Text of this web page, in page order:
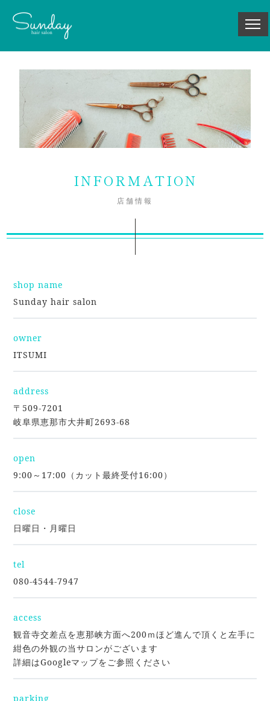
INFORMATION
店舗情報
shop name
Sunday hair salon
owner
ITSUMI
address
〒509-7201
岐阜県恵那市大井町2693-68
open
9:00～17:00（カット最終受付16:00）
close
日曜日・月曜日
tel
080-4544-7947
access
観音寺交差点を恵那峡方面へ200ｍほど進んで頂くと左手に
紺色の外観の当サロンがございます
詳細はGoogleマップをご参照ください
parking